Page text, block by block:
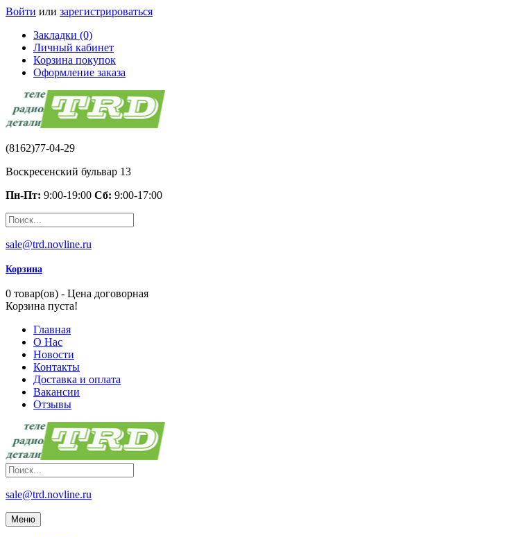
Войти или зарегистрироваться
Закладки (0)
Личный кабинет
Корзина покупок
Оформление заказа
(8162)77-04-29
Воскресенский бульвар 13
Пн-Пт: 9:00-19:00 Сб: 9:00-17:00
sale@trd.novline.ru
Корзина
0 товар(ов) - Цена договорная
Корзина пуста!
Главная
О Нас
Новости
Контакты
Доставка и оплата
Вакансии
Отзывы
sale@trd.novline.ru
Меню